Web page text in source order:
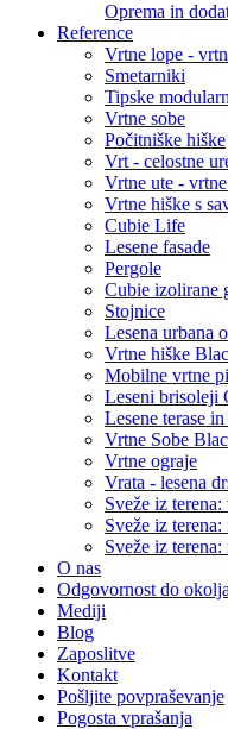
Oprema in
Reference
Vrtne lope -
Smetarniki
Tipske
Vrtne sobe
Počitniške hiške
Vrt - celostne
Vrtne ute -
Vrtne hiške s
Cubie Life
Lesene fasade
Pergole
Cubie izolirane
Stojnice
Lesena urbana
Vrtne hiške
Mobilne vrtne
Leseni brisoleji
Lesene terase
Vrtne Sobe
Vrtne ograje
Vrata - lesena
Sveže iz
Sveže iz
Sveže iz
O nas
Odgovornost do okolja
Mediji
Blog
Zaposlitve
Kontakt
Pošljite povpraševanje
Pogosta vprašanja